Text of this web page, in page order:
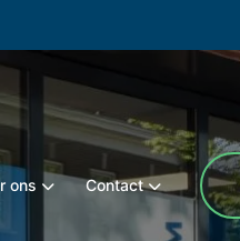
ons Contact